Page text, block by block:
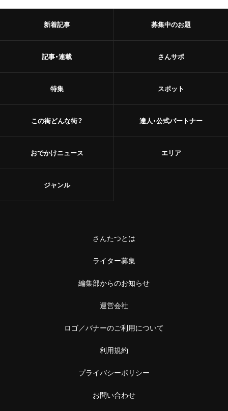
新着記事
記事・連載
特集
この街どんな街？
おでかけニュース
募集中のお題
さんサポ
スポット
達人・公式パートナー
エリア
ジャンル
さんたつとは
ライター募集
編集部からのお知らせ
運営会社
ロゴ／バナーのご利用について
利用規約
プライバシーポリシー
お問い合わせ